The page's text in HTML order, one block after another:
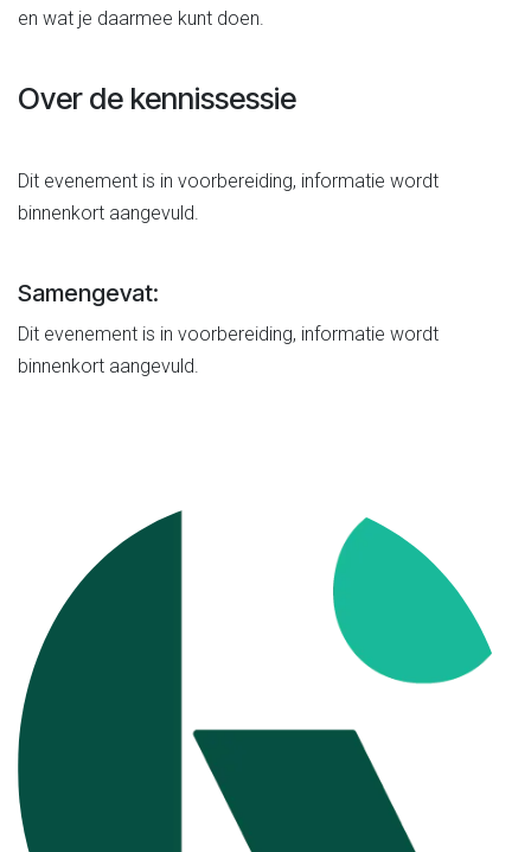
en wat je daarmee kunt doen.
Over de kennissessie
Dit evenement is in voorbereiding, informatie wordt
binnenkort aangevuld.
Samengevat:
Dit evenement is in voorbereiding, informatie wordt
binnenkort aangevuld.